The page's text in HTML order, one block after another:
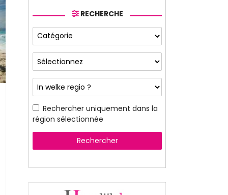
RECHERCHE
Rechercher uniquement dans la
région sélectionnée
Rechercher